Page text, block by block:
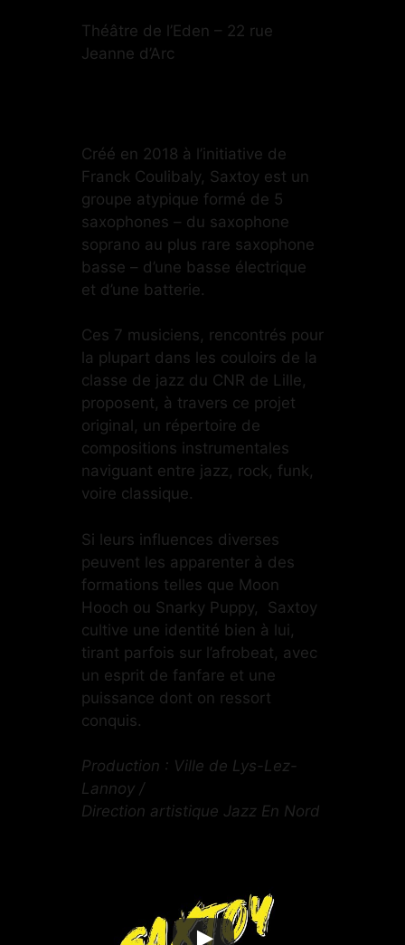
Théâtre de l’Eden – 22 rue
Jeanne d’Arc
Créé en 2018 à l’initiative de
Franck Coulibaly, Saxtoy est un
groupe atypique formé de 5
saxophones – du saxophone
soprano au plus rare saxophone
basse – d’une basse électrique
et d’une batterie.
Ces 7 musiciens, rencontrés pour
la plupart dans les couloirs de la
classe de jazz du CNR de Lille,
proposent, à travers ce projet
original, un répertoire de
compositions instrumentales
naviguant entre jazz, rock, funk,
voire classique.
Si leurs influences diverses
peuvent les apparenter à des
formations telles que Moon
Hooch ou Snarky Puppy, Saxtoy
cultive une identité bien à lui,
tirant parfois sur l’afrobeat, avec
un esprit de fanfare et une
puissance dont on ressort
conquis.
Production : Ville de Lys-Lez-
Lannoy /
Direction artistique Jazz En Nord